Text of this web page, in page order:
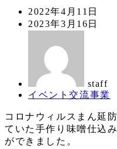
投
稿
2022年4月11日
更
2023年3月16日
staff
カ
ゴ
リ
ー
イベント交流事業
コロナウィルスまん延
ていた手作り味噌仕込
ができました。